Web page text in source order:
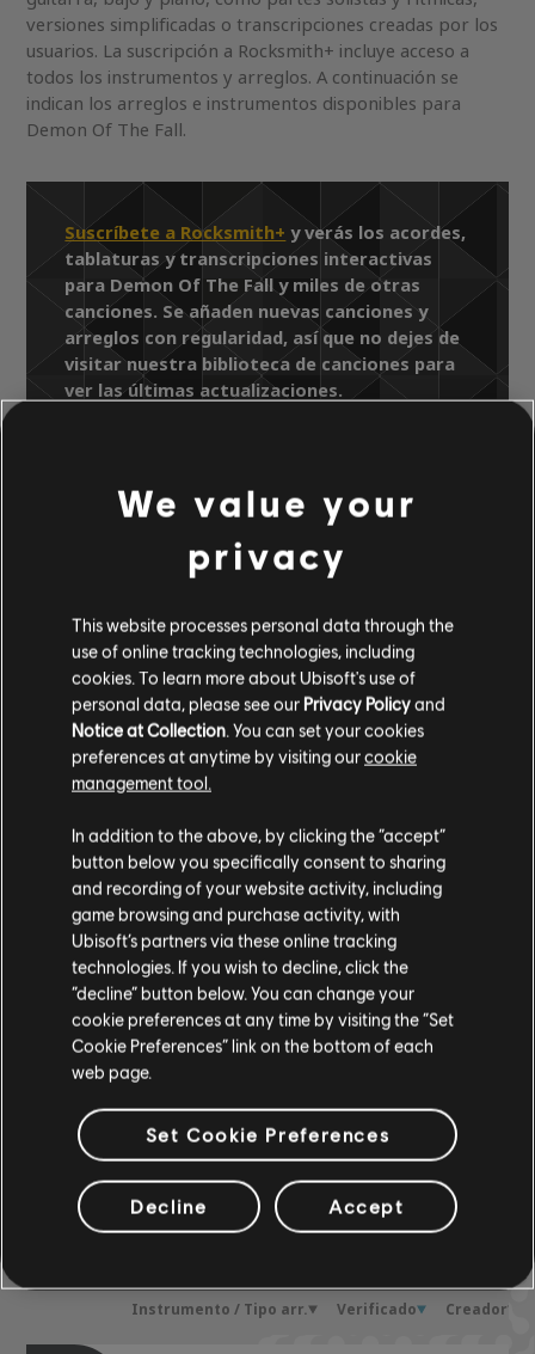
versiones simplificadas o transcripciones creadas por los
usuarios. La suscripción a Rocksmith+ incluye acceso a
todos los instrumentos y arreglos. A continuación se
indican los arreglos e instrumentos disponibles para
Demon Of The Fall.
Suscríbete a Rocksmith+ y verás los acordes,
tablaturas y transcripciones interactivas
para Demon Of The Fall y miles de otras
canciones. Se añaden nuevas canciones y
arreglos con regularidad, así que no dejes de
visitar nuestra biblioteca de canciones para
ver las últimas actualizaciones.
Biblioteca de canciones
Artistas A-Z
The Roundhouse Tapes
Demon Of The Fall
ARREGLOS
VERIFICADOS
Cifrado de acordes
Cifrado de bajo
ARREGLOS DE LA
COMUNIDAD
Instrumento / Tipo arr. Verificado Creador
We value your
privacy
This website processes personal data through the
use of online tracking technologies, including
cookies. To learn more about Ubisoft's use of
personal data, please see our Privacy Policyand
Notice at Collection . You can set your cookies
preferences at anytime by visiting ourcookie
management tool.
In addition to the above, by clicking the “accept”
button below you specifically consent to sharing
and recording of your website activity, including
game browsing and purchase activity, with
Ubisoft’s partners via these online tracking
technologies. If you wish to decline, click the
“decline” button below. You can change your
cookie preferences at any time by visiting the “Set
Cookie Preferences” link on the bottom of each
web page.
Set Cookie Preferences
Decline Accept